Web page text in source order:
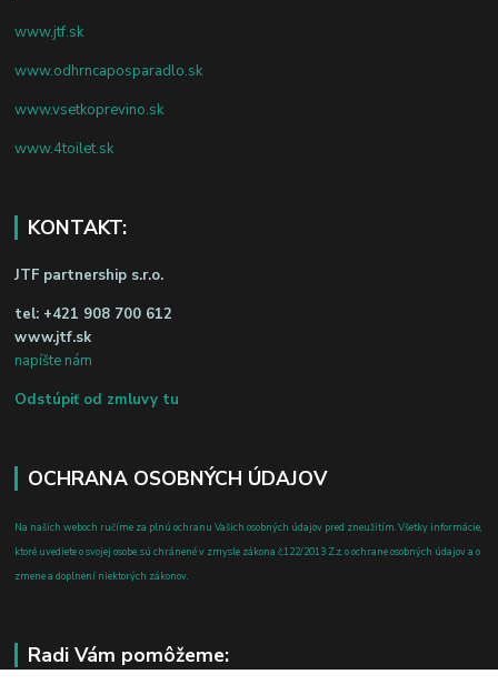
www.jtf.sk
www.odhrncaposparadlo.sk
www.vsetkoprevino.sk
www.4toilet.sk
KONTAKT:
JTF partnership s.r.o.
tel: +421 908 700 612
www.jtf.sk
napíšte nám
Odstúpiť od zmluvy tu
OCHRANA OSOBNÝCH ÚDAJOV
Na našich weboch ručíme za plnú ochranu Vašich osobných údajov pred zneužitím. Všetky informácie,
ktoré uvediete o svojej osobe, sú chránené v zmysle zákona č.122/2013 Z.z. o ochrane osobných údajov a o
zmene a doplnení niektorých zákonov.
Radi Vám pomôžeme: